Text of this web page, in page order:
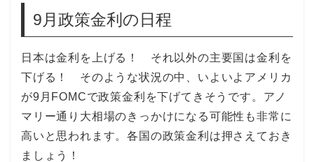
9月政策金利の日程
日本は金利を上げる！ それ以外の主要国は金利を
下げる！ そのような状況の中、いよいよアメリカ
が9月FOMCで政策金利を下げてきそうです。アノ
マリー通り大相場のきっかけになる可能性も非常に
高いと思われます。各国の政策金利は押さえておき
ましょう！